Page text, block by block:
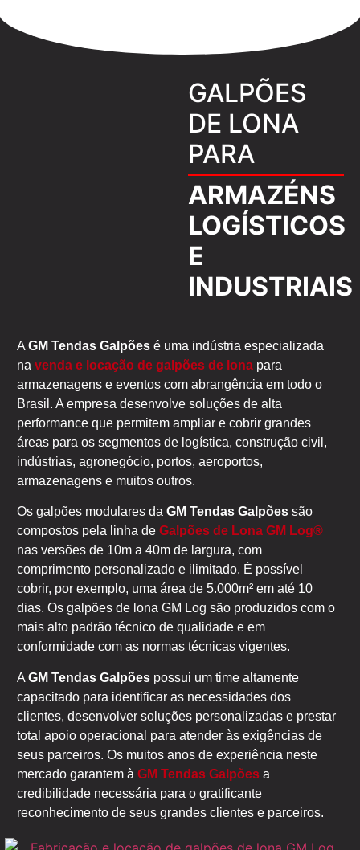
GALPÕES
DE LONA
PARA
ARMAZÉNS
LOGÍSTICOS
E
INDUSTRIAIS
A GM Tendas Galpões é uma indústria especializada
na venda e locação de galpões de lona para
armazenagens e eventos com abrangência em todo o
Brasil. A empresa desenvolve soluções de alta
performance que permitem ampliar e cobrir grandes
áreas para os segmentos de logística, construção civil,
indústrias, agronegócio, portos, aeroportos,
armazenagens e muitos outros.
Os galpões modulares da GM Tendas Galpões são
compostos pela linha de Galpões de Lona GM Log®
nas versões de 10m a 40m de largura, com
comprimento personalizado e ilimitado. É possível
cobrir, por exemplo, uma área de 5.000m² em até 10
dias. Os galpões de lona GM Log são produzidos com o
mais alto padrão técnico de qualidade e em
conformidade com as normas técnicas vigentes.
A GM Tendas Galpões possui um time altamente
capacitado para identificar as necessidades dos
clientes, desenvolver soluções personalizadas e prestar
total apoio operacional para atender às exigências de
seus parceiros. Os muitos anos de experiência neste
mercado garantem à GM Tendas Galpões a
credibilidade necessária para o gratificante
reconhecimento de seus grandes clientes e parceiros.